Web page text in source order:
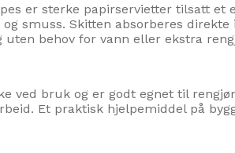
er sterke papirservietter tilsatt
smuss. Skitten absorberes
uten behov for vann eller ekstra
ved bruk og er godt egnet til
Et praktisk hjelpemiddel på